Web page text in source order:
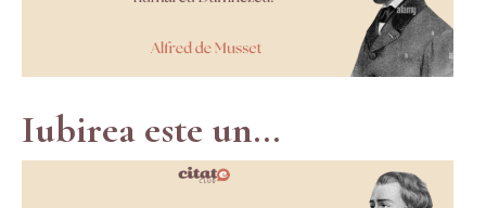
Iubirea este un...